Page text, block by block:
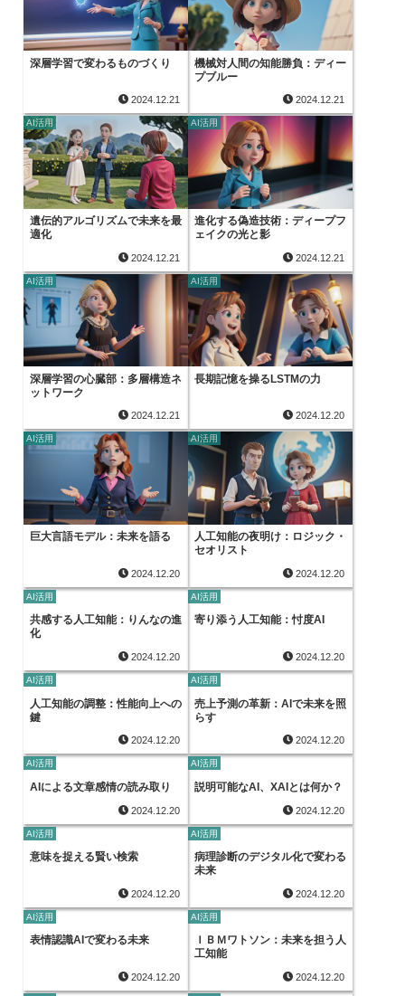
深層学習で変わるものづくり
2024.12.21
機械対人間の知能勝負：ディー
プブルー
2024.12.21
AI活用
遺伝的アルゴリズムで未来を最
適化
2024.12.21
AI活用
進化する偽造技術：ディープフ
ェイクの光と影
2024.12.21
AI活用
深層学習の心臓部：多層構造ネ
ットワーク
2024.12.21
AI活用
長期記憶を操るLSTMの力
2024.12.20
AI活用
巨大言語モデル：未来を語る
2024.12.20
AI活用
人工知能の夜明け：ロジック・
セオリスト
2024.12.20
AI活用
共感する人工知能：りんなの進
化
2024.12.20
AI活用
寄り添う人工知能：忖度AI
2024.12.20
AI活用
人工知能の調整：性能向上への
鍵
2024.12.20
AI活用
売上予測の革新：AIで未来を照
らす
2024.12.20
AI活用
AIによる文章感情の読み取り
2024.12.20
AI活用
説明可能なAI、XAIとは何か？
2024.12.20
AI活用
意味を捉える賢い検索
2024.12.20
AI活用
病理診断のデジタル化で変わる
未来
2024.12.20
AI活用
表情認識AIで変わる未来
2024.12.20
AI活用
ＩＢＭワトソン：未来を担う人
工知能
2024.12.20